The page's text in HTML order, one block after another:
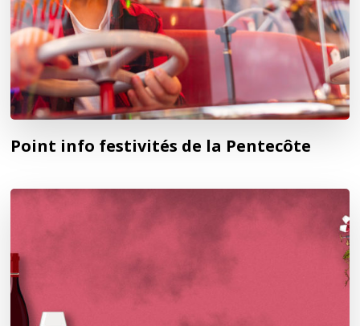
Point info festivités de la Pentecôte